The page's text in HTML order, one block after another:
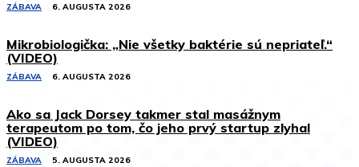
ZÁBAVA 6. AUGUSTA 2026
Mikrobiologička: „Nie všetky baktérie sú nepriateľ.“
(VIDEO)
ZÁBAVA 6. AUGUSTA 2026
Ako sa Jack Dorsey takmer stal masážnym
terapeutom po tom, čo jeho prvý startup zlyhal
(VIDEO)
ZÁBAVA 5. AUGUSTA 2026